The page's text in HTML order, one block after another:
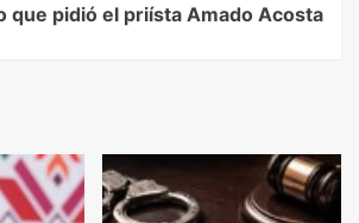
que pidió el priísta Amado Acosta